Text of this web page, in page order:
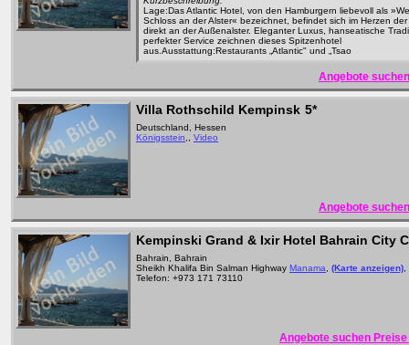
Lage:Das Atlantic Hotel, von den Hamburgern liebevoll als
Schloss an der Alster« bezeichnet, befindet sich im Herzen
direkt an der Außenalster. Eleganter Luxus, hanseatische
perfekter Service zeichnen dieses Spitzenhotel
aus.Ausstattung:Restaurants „Atlantic" und „Tsao
Angebote
Villa Rothschild Kempinsk 5*
Deutschland, Hessen
Königsstein
Video
Angebote
Kempinski Grand & Ixir Hotel Bahrain City
Bahrain, Bahrain
Sheikh Khalifa Bin Salman Highway Manama (Karte anzeigen)
Telefon: +973 171 73110
Angebote suchen